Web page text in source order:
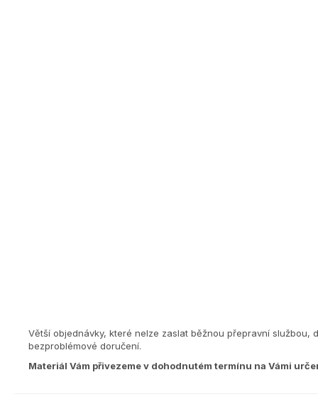
Větší objednávky, které nelze zaslat běžnou přepravní službou,
bezproblémové doručení.
Materiál Vám přivezeme v dohodnutém termínu na Vámi